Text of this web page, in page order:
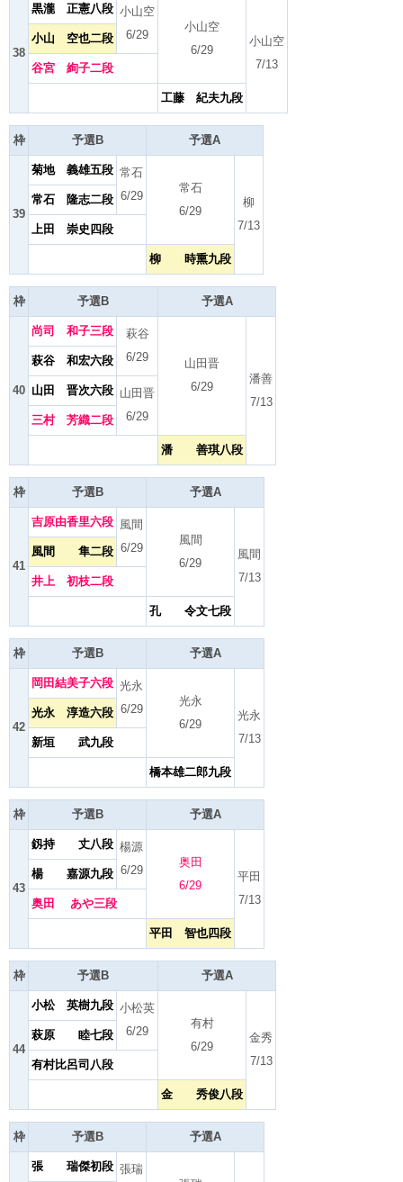
38
黒瀧 正憲八段 小山空
6/29
小山空
6/29
小山空
7/13
小山 空也二段
谷宮 絢子二段
工藤 紀夫九段
枠 予選B 予選A
39
菊地 義雄五段 常石
6/29
常石
6/29
柳
7/13
常石 隆志二段
上田 崇史四段
柳 時熏九段
枠 予選B 予選A
40
尚司 和子三段
萩谷
6/29
山田晋
6/29
潘善
7/13
萩谷 和宏六段
山田 晋次六段 山田晋
6/29
三村 芳織二段
潘 善琪八段
枠 予選B 予選A
41
吉原由香里六段 風間
6/29
風間
6/29
風間
7/13
風間 隼二段
井上 初枝二段
孔 令文七段
枠 予選B 予選A
42
岡田結美子六段 光永
6/29
光永
6/29
光永
7/13
光永 淳造六段
新垣 武九段
橋本雄二郎九段
枠 予選B 予選A
43
釼持 丈八段 楊源
6/29
奥田
6/29
平田
7/13
楊 嘉源九段
奥田 あや三段
平田 智也四段
枠 予選B 予選A
44
小松 英樹九段 小松英
6/29
有村
6/29
金秀
7/13
萩原 睦七段
有村比呂司八段
金 秀俊八段
枠 予選B 予選A
張 瑞傑初段 張瑞